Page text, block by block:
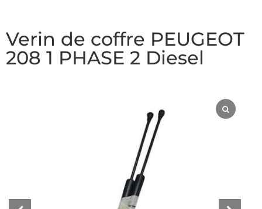
Verin de coffre PEUGEOT
208 1 PHASE 2 Diesel